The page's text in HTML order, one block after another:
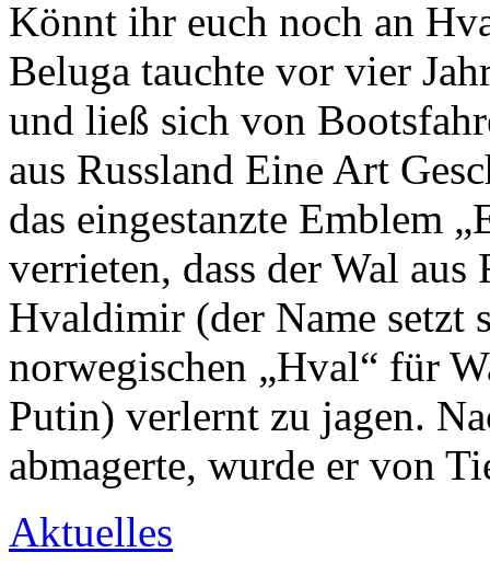
Könnt ihr euch noch an
Beluga tauchte vor vier
und ließ sich von
aus Russland Eine Art
das eingestanzte Emblem
verrieten, dass der Wal
Hvaldimir (der Name setzt
norwegischen „Hval“ für
Putin) verlernt zu jagen.
abmagerte, wurde er von
Aktuelles